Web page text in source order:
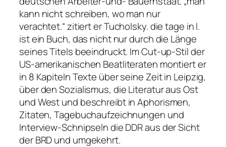
kann nicht schreiben, wo man nur
verachtet.“zitiert er Tucholsky.die tage in l.
ist ein Buch, das nicht nur durch die Länge
seines Titels beeindruckt. Im Cut-up-Stil der
US-amerikanischen Beatliteraten montiert er
in 8 Kapiteln Texte über seine Zeit in Leipzig,
über den Sozialismus, die Literatur aus Ost
und West und beschreibt in Aphorismen,
Zitaten, Tagebuchaufzeichnungen und
Interview-Schnipseln die DDR aus der Sicht
der BRD und umgekehrt.